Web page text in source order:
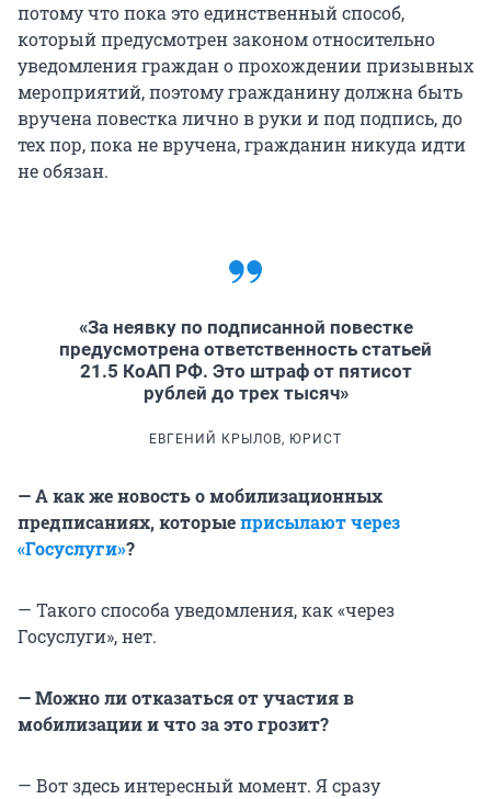
потому что пока это единственный способ,
который предусмотрен законом относительно
уведомления граждан о прохождении призывных
мероприятий, поэтому гражданину должна быть
вручена повестка лично в руки и под подпись, до
тех пор, пока не вручена, гражданин никуда идти
не обязан.
«За неявку по подписанной повестке
предусмотрена ответственность статьей
21.5 КоАП РФ. Это штраф от пятисот
рублей до трех тысяч»
ЕВГЕНИЙ КРЫЛОВ, ЮРИСТ
— А как же новость о мобилизационных
предписаниях, которыеприсылают через
«Госуслуги»?
— Такого способа уведомления, как «через
Госуслуги», нет.
— Можно ли отказаться от участия в
мобилизации и что за это грозит?
— Вот здесь интересный момент. Я сразу